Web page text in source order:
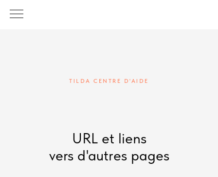
TILDA CENTRE D'AIDE
URL et liens
vers d'autres pages